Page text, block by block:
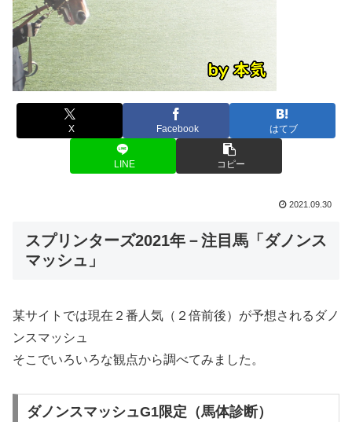
X Facebook はてブ
LINE コピー
2021.09.30
スプリンターズ2021年－注目馬「ダノンス
マッシュ」
某サイトでは現在２番人気（２倍前後）が予想されるダノ
ンスマッシュ
そこでいろいろな観点から調べてみました。
ダノンスマッシュG1限定（馬体診断）